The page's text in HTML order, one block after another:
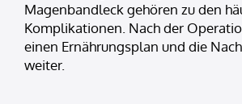
Magenbandleck gehören zu den
Komplikationen. Nach der
einen Ernährungsplan und die
weiter.